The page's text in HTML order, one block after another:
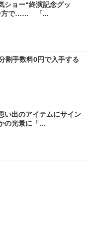
ショー“終演記念グッ
方で…… 「...
割手数料0円で入手する
い出のアイテムにサイン
光景に「...